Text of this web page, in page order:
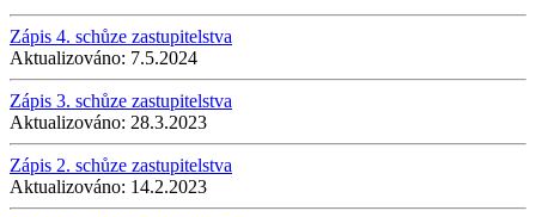
Zápis 4. schůze zastupitelstva
Aktualizováno: 7.5.2024
Zápis 3. schůze zastupitelstva
Aktualizováno: 28.3.2023
Zápis 2. schůze zastupitelstva
Aktualizováno: 14.2.2023